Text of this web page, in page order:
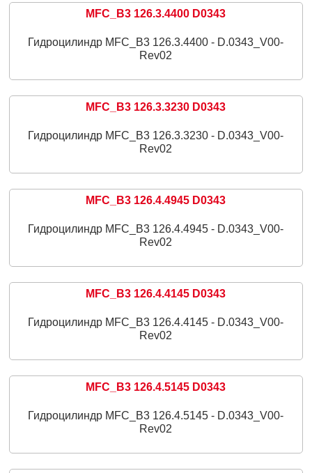
MFC_B3 126.3.4400 D0343
Гидроцилиндр MFC_B3 126.3.4400 - D.0343_V00-
Rev02
MFC_B3 126.3.3230 D0343
Гидроцилиндр MFC_B3 126.3.3230 - D.0343_V00-
Rev02
MFC_B3 126.4.4945 D0343
Гидроцилиндр MFC_B3 126.4.4945 - D.0343_V00-
Rev02
MFC_B3 126.4.4145 D0343
Гидроцилиндр MFC_B3 126.4.4145 - D.0343_V00-
Rev02
MFC_B3 126.4.5145 D0343
Гидроцилиндр MFC_B3 126.4.5145 - D.0343_V00-
Rev02